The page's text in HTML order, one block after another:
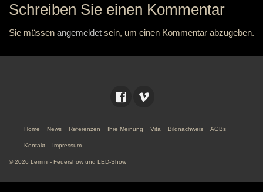
Schreiben Sie einen Kommentar
Sie müssen angemeldet sein, um einen Kommentar abzugeben.
Home News Referenzen Ihre Meinung Vita Bildnachweis AGBs
Kontakt Impressum
© 2026 Lemmi - Feuershow und LED-Show